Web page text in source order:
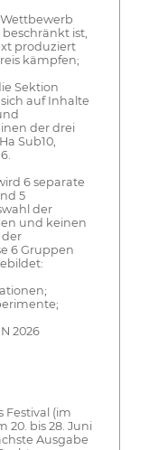
ist,
produziert
kämpfen;
Sektion
auf Inhalte
der drei
Sub10,
6 separate
5
der
und keinen
der
6 Gruppen
2026
Festival (im
20. bis 28. Juni
Ausgabe